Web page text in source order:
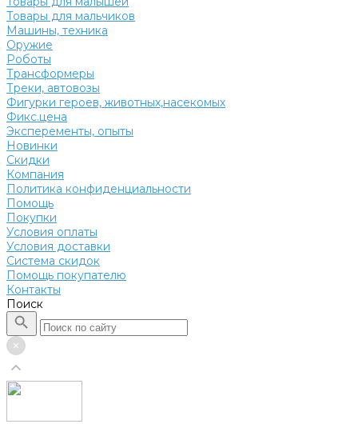
Товары для мальчиков
Машины, техника
Оружие
Роботы
Трансформеры
Треки, автовозы
Фигурки героев, животных,насекомых
Фикс.цена
Эксперементы, опыты
Новинки
Скидки
Компания
Политика конфиденциальности
Помощь
Покупки
Условия оплаты
Условия доставки
Система скидок
Помощь покупателю
Контакты
Поиск